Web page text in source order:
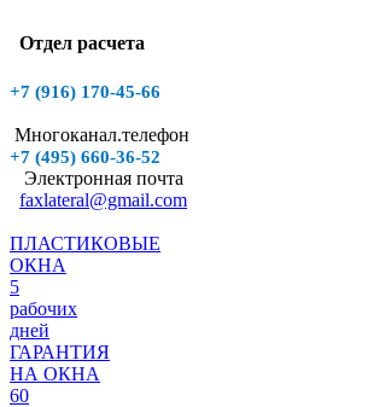
Отдел расчета
+7 (916) 170-45-66
Многоканал.телефон
+7 (495) 660-36-52
Электронная почта
faxlateral@gmail.com
ПЛАСТИКОВЫЕ
ОКНА
5
рабочих
дней
ГАРАНТИЯ
НА ОКНА
60